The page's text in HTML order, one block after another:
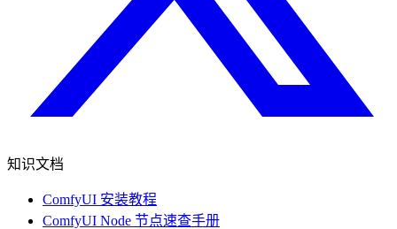
知识文档
ComfyUI 安装教程
ComfyUI Node 节点速查手册